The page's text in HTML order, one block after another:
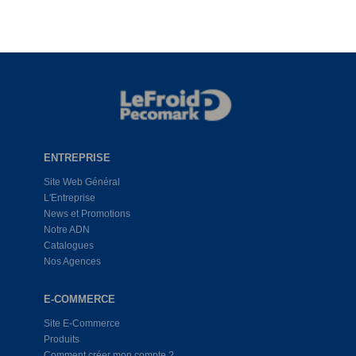
ENTREPRISE
Site Web Général
L'Entreprise
News et Promotions
Notre ADN
Catalogues
Nos Agences
E-COMMERCE
Site E-Commerce
Produits